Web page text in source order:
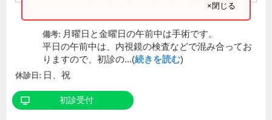
×閉じる
備考: 月曜日と金曜日の午前中は手術です。
平日の午前中は、内視鏡の検査などで混み合ってお
りますので、初診の...(続きを読む)
休診日: 日、祝
初診受付